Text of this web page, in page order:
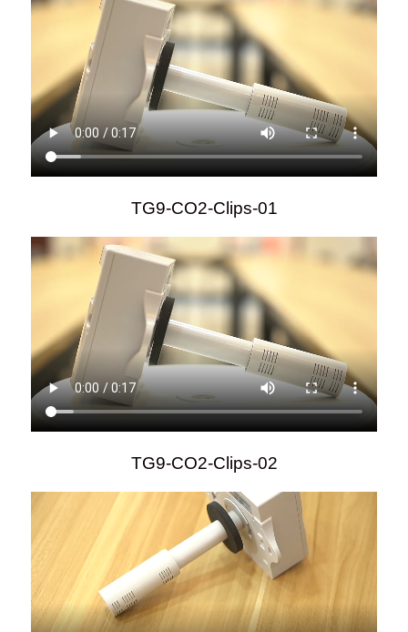
TG9-CO2-Clips-01
TG9-CO2-Clips-02